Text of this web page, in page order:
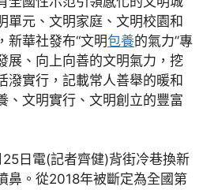
單元、文明家庭、文明校園和
新華社發布“文明包養的氣力”專
展、向上向善的文明氣力，挖
潑實行，記載常人善舉的暖和
、文明實行、文明創立的豐富
日電(記者齊健)背街冷巷換新
鼻。從2018年被斷定為全國第